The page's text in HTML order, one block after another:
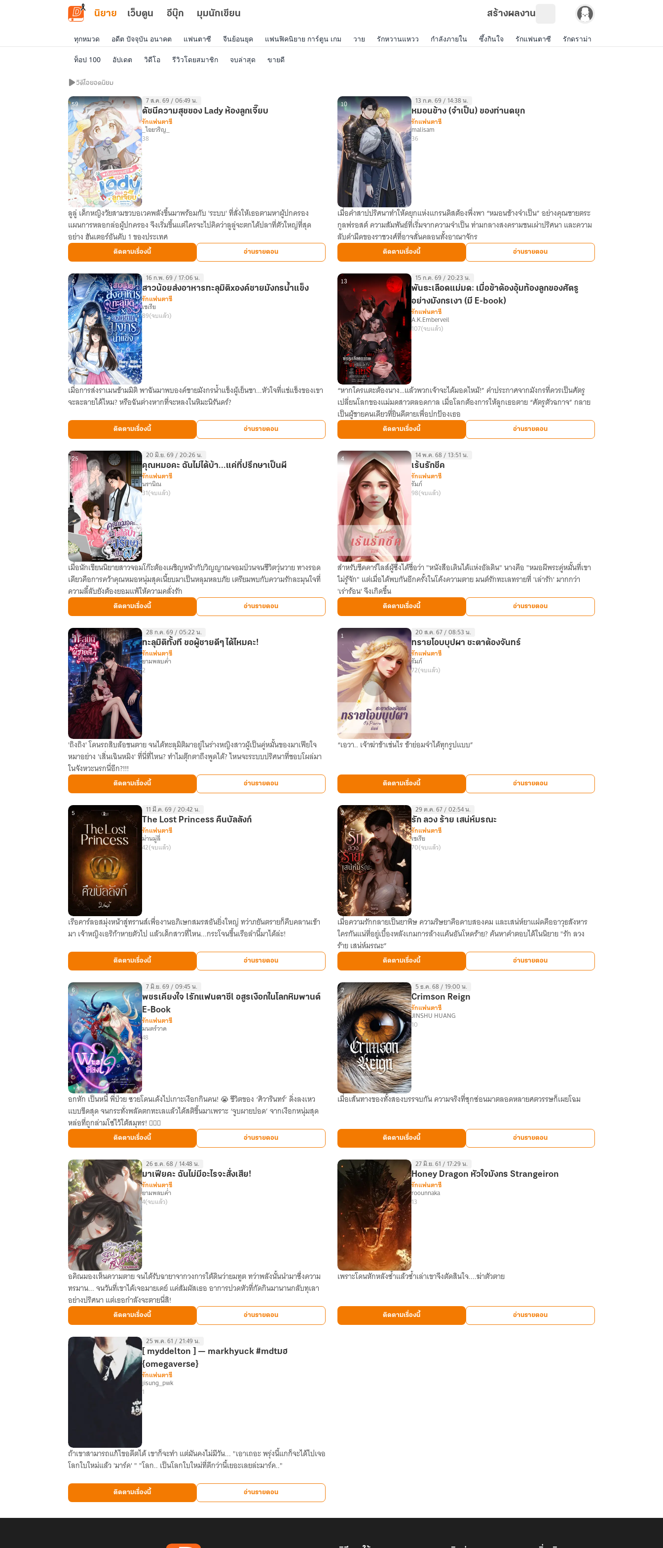
ข้ามไปยังเนื้อหาหลัก
นิยาย เว็บตูน อีบุ๊ก มุมนักเขียน สร้างผลงาน
ทุกหมวด อดีต ปัจจุบัน อนาคต แฟนตาซี จีนย้อนยุค แฟนฟิคนิยาย การ์ตูน เกม วาย รักหวานแหวว กำลังภายใน ซึ้งกินใจ รักแฟนตาซี รักดราม่า
ท็อป 100 อัปเดต วิดีโอ รีวิวโดยสมาชิก จบล่าสุด ขายดี
วิดีโอยอดนิยม
ดัชนี
ความ
สุข
ของ
Lady
ห้อง
ลูก
เจี๊ยบ
59 7 ส.ค. 69 / 06:49 น.
ดัชนีความสุขของ Lady ห้องลูกเจี๊ยบ
รักแฟนตาซี
_ไอยวริญ_
38
ลูลู่ เด็กหญิงวัยสามขวบอเวคพลังขึ้นมาพร้อมกับ 'ระบบ' ที่สั่งให้เธอตามหาผู้ปกครอง
แผนการหลอกล่อผู้ปกครอง จึงเริ่มขึ้นแต่ใครจะไปคิดว่าลูลู่จะตกได้ปลาที่ตัวใหญ่ที่สุด
อย่าง ฮันเตอร์อันดับ 1 ของประเทศ
ติดตามเรื่องนี้ อ่านรายตอน
หมอนข้าง
(จำเป็น)
ของ
ท่าน
ดยุก
10 13 ก.ค. 69 / 14:38 น.
หมอนข้าง (จำเป็น) ของท่านดยุก
รักแฟนตาซี
malisam
36
เมื่อคำสาปปริศนาทำให้ดยุกแห่งแกรนดิสต้องพึ่งพา “หมอนข้างจำเป็น” อย่างคุณชายตระ
กูลฟรอสต์ ความสัมพันธ์ที่เริ่มจากความจำเป็น ท่ามกลางสงครามชนเผ่าปริศนา และความ
ลับดำมืดของราชวงศ์ที่อาจสั่นคลอนทั้งอาณาจักร
ติดตามเรื่องนี้ อ่านรายตอน
สาว
น้อย
อาหาร
ทะลุ
มิติxองค์
ชาย
มังกร
น้ำ
แข็ง
4 16 ก.พ. 69 / 17:06 น.
สาวน้อยส่งอาหารทะลุมิติxองค์ชายมังกรน้ำแข็ง
รักแฟนตาซี
เซเรีย
89(จบแล้ว)
เมื่อการส่งราเมนข้ามมิติ พาฉันมาพบองค์ชายมังกรน้ำแข็งผู้เย็นชา...หัวใจที่แช่แข็งของเขา
จะละลายได้ไหม? หรือฉันต่างหากที่จะหลงในหิมะนิรันดร์?
ติดตามเรื่องนี้ อ่านรายตอน
พันธะ
เลือด
แม่มด:
เมื่อ
ข้า
ต้อง
อุ้ม
ท้อง
ลูก
ของ
ศัตรู
อย่าง
มังกร
เงา
(มี
E-
book)
13 15 ก.ค. 69 / 20:23 น.
พันธะเลือดแม่มด: เมื่อข้าต้องอุ้มท้องลูกของศัตรู
อย่างมังกรเงา (มี E-book)
รักแฟนตาซี
A.K.Emberveil
107(จบแล้ว)
“หากใครแตะต้องนาง…แล้วพวกเจ้าจะได้มอดไหม้!” คำประกาศจากมังกรที่ควรเป็นศัตรู
เปลี่ยนโลกของแม่มดสาวตลอดกาล เมื่อโลกต้องการให้ลูกเธอตาย “ศัตรูตัวฉกาจ” กลาย
เป็นผู้ชายคนเดียวที่ยินดีตายเพื่อปกป้องเธอ
ติดตามเรื่องนี้ อ่านรายตอน
คุณ
หมอ
คะ
ฉัน
ไม่
ได้
บ้า...แค่
ที่
ปรึกษา
เป็น
ผี
25 20 มิ.ย. 69 / 20:26 น.
คุณหมอคะ ฉันไม่ได้บ้า...แค่ที่ปรึกษาเป็นผี
รักแฟนตาซี
นรานิณ
31(จบแล้ว)
เมื่อนักเขียนนิยายสาวจอมโก๊ะต้องเผชิญหน้ากับวิญญาณจอมป่วนจนชีวิตวุ่นวาย ทางรอด
เดียวคือการคว้าคุณหมอหนุ่มสุดเนี้ยบมาเป็นหลุมหลบภัย เตรียมพบกับความรักละมุนใจที่
ความลี้ลับยังต้องยอมแพ้ให้ความคลั่งรัก
ติดตามเรื่องนี้ อ่านรายตอน
เร้น
รัก
ชีค
4 14 พ.ค. 68 / 13:51 น.
เร้นรักชีค
รักแฟนตาซี
รัมภ์
98(จบแล้ว)
สำหรับชีคคาร์ไลส์ผู้ซึ่งได้ชื่อว่า "หนังสือเดินได้แห่งอัลดิน" นางคือ "หมอผีพระคู่หมั้นที่เขา
ไม่รู้จัก" แต่เมื่อได้พบกันอีกครั้งในโค้งความตาย มนต์รักทะเลทรายที่ 'เล่ารัก' มากกว่า
'เร่าร้อน' จึงเกิดขึ้น
ติดตามเรื่องนี้ อ่านรายตอน
ทะลุ
มิติ
ทั้งที
ขอ
ผู้ชาย
ดีๆ
ได้
ไหม
1 28 ก.ค. 69 / 05:22 น.
ทะลุมิติทั้งที ขอผู้ชายดีๆ ได้ไหมคะ!
รักแฟนตาซี
ยามพลบค่ำ
2
'ถิงถิง' โดนรถสิบล้อชนตาย จนได้ทะลุมิติมาอยู่ในร่างหญิงสาวผู้เป็นคู่หมั้นของมาเฟียใจ
หมาอย่าง 'เสิ่นเฉินหมิง' ที่นี่ที่ไหน? ทำไมตุ๊กตาถึงพูดได้? ไหนจะระบบปริศนาที่ชอบโผล่มา
ในจังหวะนรกนี่อีก?!!!
ติดตามเรื่องนี้ อ่านรายตอน
ทราย
ชะตา
ต้อง
จันทร์
1 20 ส.ค. 67 / 08:53 น.
ทรายโอบบุปผา ชะตาต้องจันทร์
รักแฟนตาซี
รัมภ์
72(จบแล้ว)
“เอวา.. เจ้าฆ่าข้าเช่นไร ข้าย่อมจำได้ทุกรูปแบบ”
ติดตามเรื่องนี้ อ่านรายตอน
The
Lost
คืน
บัลลังก์
5 11 มี.ค. 69 / 20:42 น.
The Lost Princess คืนบัลลังก์
รักแฟนตาซี
ม่านมู่ลี่
42(จบแล้ว)
เรือคาร์ลอสมุ่งหน้าสู่ทรานส์เพื่องานอภิเษกสมรสอันยิ่งใหญ่ ทว่าภยันตรายก็คืบคลานเข้า
มา เจ้าหญิงเอริก้าหายตัวไป แล้วเด็กสาวที่ไหน...กระโจนขึ้นเรือลำนี้มาได้ล่ะ!
ติดตามเรื่องนี้ อ่านรายตอน
รัก
ลวง
ร้าย
เสน่ห์
มรณะ
2 29 ต.ค. 67 / 02:54 น.
รัก ลวง ร้าย เสน่ห์มรณะ
รักแฟนตาซี
เซเรีย
70(จบแล้ว)
เมื่อความรักกลายเป็นยาพิษ ความริษยาคือดาบสองคม และเสน่ห์ยาแฝดคืออาวุธสังหาร
ใครกันแน่ที่อยู่เบื้องหลังเกมการล้างแค้นอันโหดร้าย? ค้นหาคำตอบได้ในนิยาย "รัก ลวง
ร้าย เสน่ห์มรณะ”
ติดตามเรื่องนี้ อ่านรายตอน
พ
ชร
เคียง
ใจ
lรัก
แฟนตาซีl
อสูร
เงือก
ใน
โลก
หิมพานต์
E-
Book
6 7 มิ.ย. 69 / 09:45 น.
พชรเคียงใจ lรักแฟนตาซีl อสูรเงือกในโลกหิมพานต์
E-Book
รักแฟนตาซี
มนตร์วาด
48
อกหัก เป็นหนี้ พี่ป่วย ซวยโดนเด้งไปเกาะเงือกกินคน! 😭 ชีวิตของ ‘ศิวารินทร์’ ดิ่งลงเหว
แบบขีดสุด จนกระทั่งพลัดตกทะเลแล้วได้สติขึ้นมาเพราะ ‘จูบผายปอด’ จากเงือกหนุ่มสุด
หล่อที่ถูกล่ามโซ่ไว้ใต้สมุทร! 🧜‍♂️✨
ติดตามเรื่องนี้ อ่านรายตอน
Crimson
2 5 ธ.ค. 68 / 19:00 น.
Crimson Reign
รักแฟนตาซี
JINSHU HUANG
10
เมื่อเส้นทางของทั้งสองบรรจบกัน ความจริงที่ซุกซ่อนมาตลอดหลายศตวรรษก็เผยโฉม
ติดตามเรื่องนี้ อ่านรายตอน
มาเฟีย
คะ
ฉัน
ไม่มี
อะไร
จะ
สั่ง
26 ธ.ค. 68 / 14:48 น.
มาเฟียคะ ฉันไม่มีอะไรจะสั่งเสีย!
รักแฟนตาซี
ยามพลบค่ำ
4(จบแล้ว)
อคิณมองเห็นความตาย จนได้รับฉายาจากวงการใต้ดินว่ายมทูต ทว่าพลังนั้นนำมาซึ่งความ
ทรมาน... จนวันที่เขาได้เจอมายเดย์ แค่สัมผัสเธอ อาการปวดหัวที่กัดกินมานานกลับทุเลา
อย่างปริศนา แต่เธอกำลังจะตายนี่สิ!
ติดตามเรื่องนี้ อ่านรายตอน
Honey
มังกร
Strangeiron
27 มิ.ย. 61 / 17:29 น.
Honey Dragon หัวใจมังกร Strangeiron
รักแฟนตาซี
roounnaka
13
เพราะโดนหักหลังซ้ำแล้วซ้ำเล่าเขาจึงตัดสินใจ....ฆ่าตัวตาย
ติดตามเรื่องนี้ อ่านรายตอน
[
myddelton
—
markhyuck
25 พ.ค. 61 / 21:49 น.
[ myddelton ] — markhyuck #mdtมฮ
{omegaverse}
รักแฟนตาซี
jisung_pwk
1
ถ้าเขาสามารถแก้ไขอดีตได้ เขาก็จะทำ แต่มันคงไม่มีวัน... "เอาเถอะ พรุ่งนี้แกก็จะได้ไปเจอ
โลกใบใหม่แล้ว 'มาร์ค' " "โลก.. เป็นโลกใบใหม่ที่ดีกว่านี้เยอะเลยล่ะมาร์ค.."
ติดตามเรื่องนี้ อ่านรายตอน